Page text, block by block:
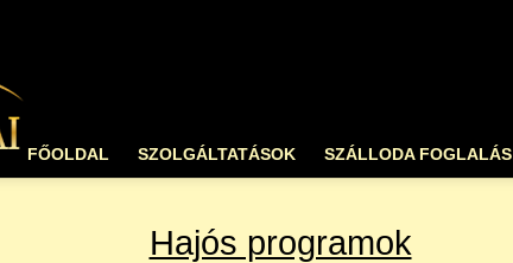
FŐOLDAL SZOLGÁLTATÁSOK SZÁLLODA FOGLALÁS
Hajós programok